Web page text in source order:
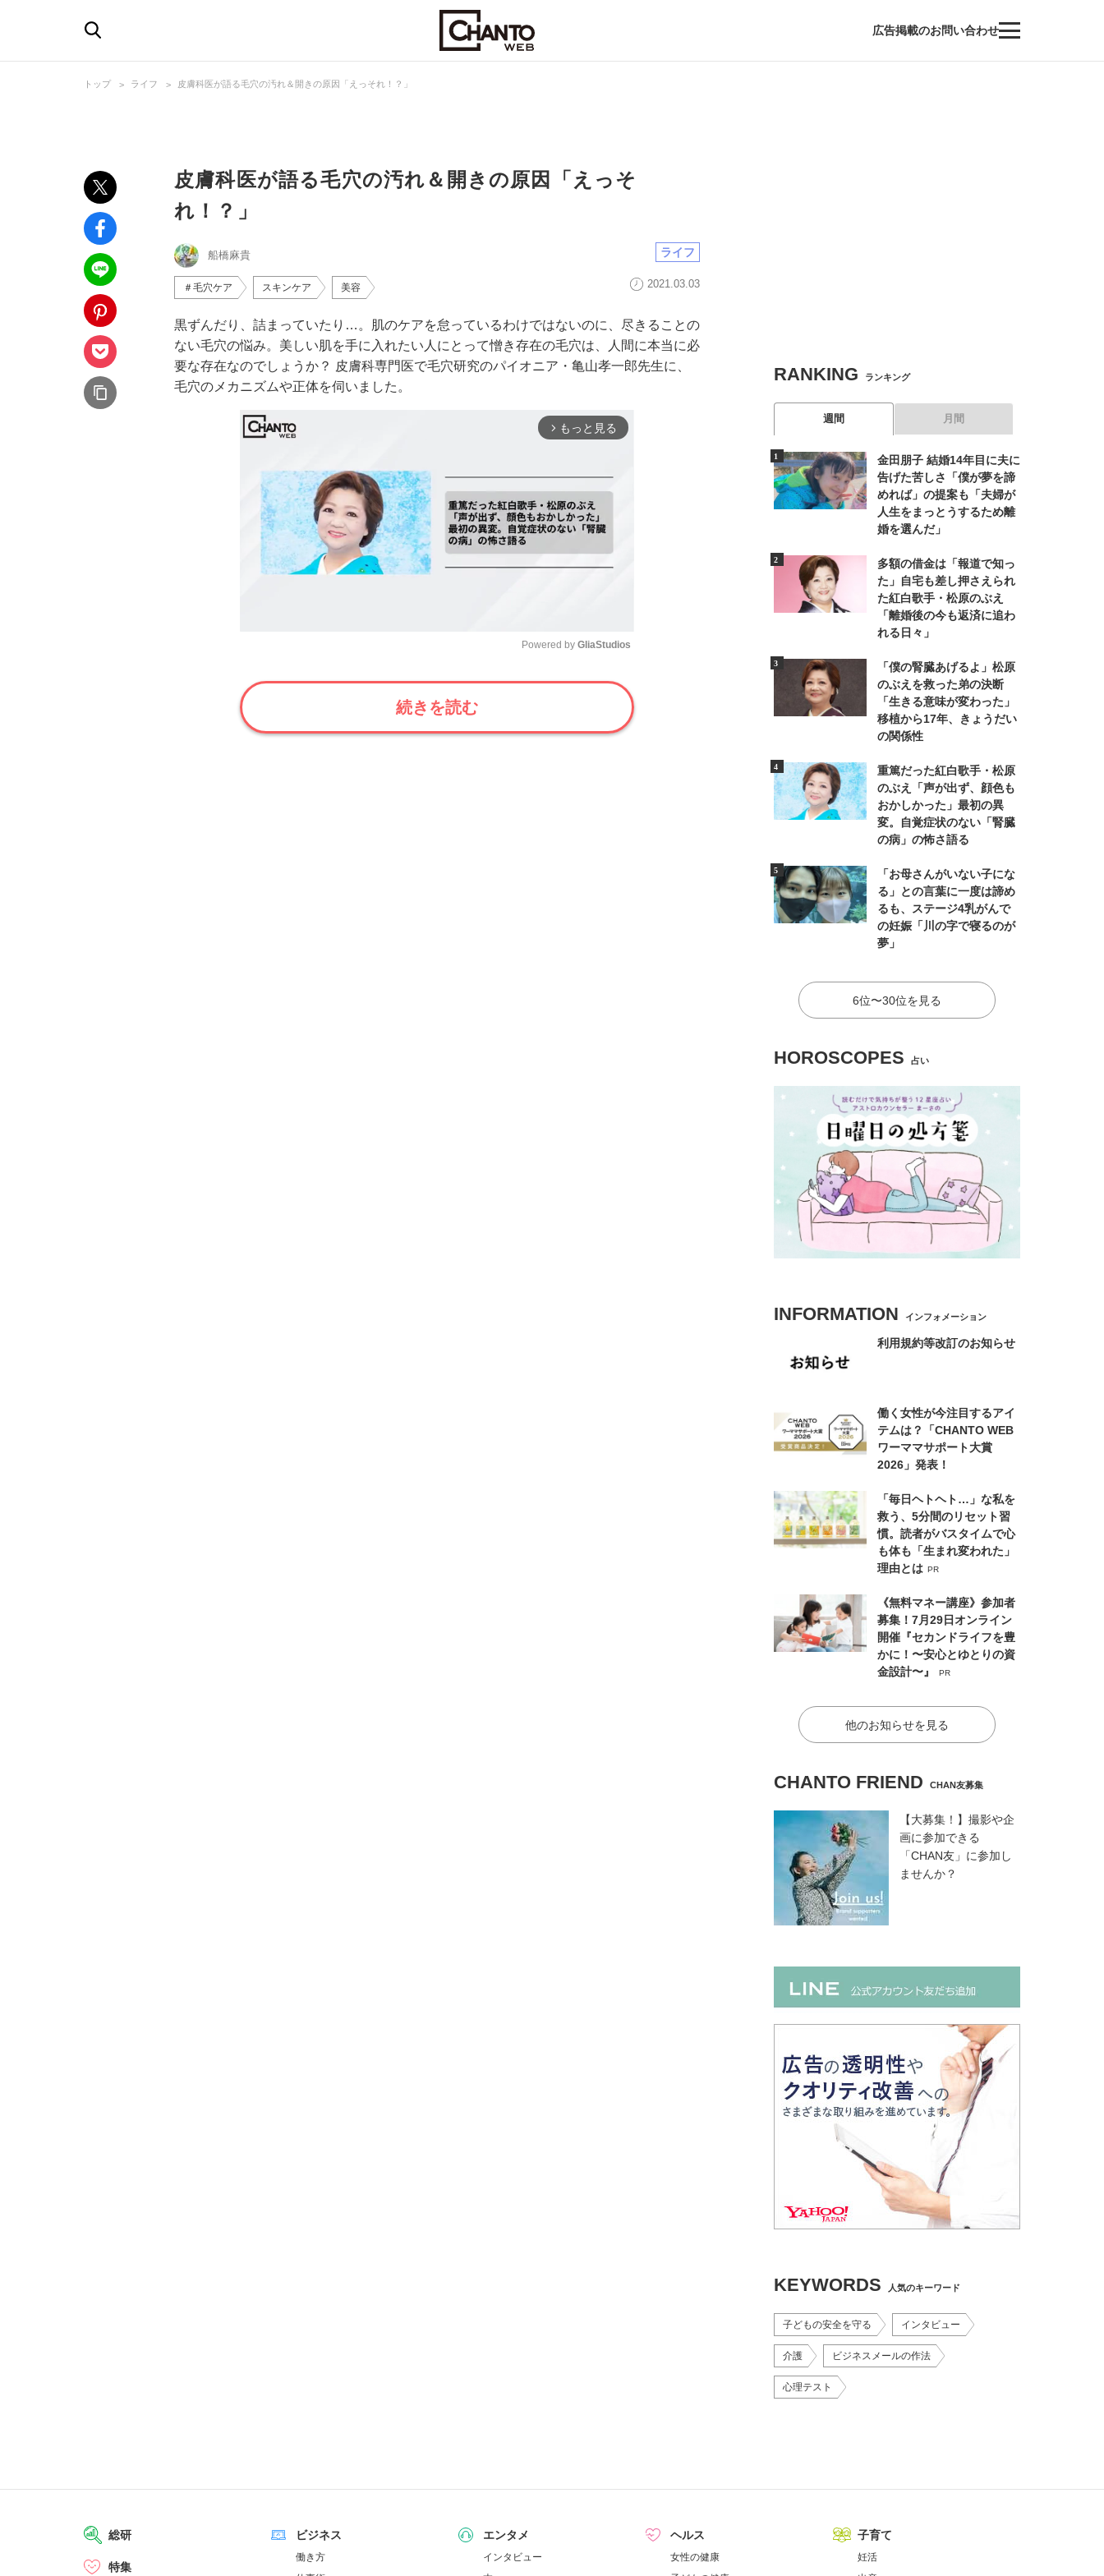
広告掲載のお問い合わせ
トップ ライフ 皮膚科医が語る毛穴の汚れ＆開きの原因「えっそれ！？」
皮膚科医が語る毛穴の汚れ＆開きの原因「えっそ
れ！？」
船橋麻貴 ライフ
＃毛穴ケア スキンケア 美容 2021.03.03
黒ずんだり、詰まっていたり…。肌のケアを怠っているわけではないのに、尽きることの
ない毛穴の悩み。美しい肌を手に入れたい人にとって憎き存在の毛穴は、人間に本当に必
要な存在なのでしょうか？ 皮膚科専門医で毛穴研究のパイオニア・亀山孝一郎先生に、
毛穴のメカニズムや正体を伺いました。
arrow_forward_ios もっと見る
Powered by GliaStudios
続きを読む
RANKING ランキング
週間 月間
金田朋子 結婚14年目に夫に
告げた苦しさ「僕が夢を諦
めれば」の提案も「夫婦が
人生をまっとうするため離
婚を選んだ」
多額の借金は「報道で知っ
た」自宅も差し押さえられ
た紅白歌手・松原のぶえ
「離婚後の今も返済に追わ
れる日々」
「僕の腎臓あげるよ」松原
のぶえを救った弟の決断
「生きる意味が変わった」
移植から17年、きょうだい
の関係性
重篤だった紅白歌手・松原
のぶえ「声が出ず、顔色も
おかしかった」最初の異
変。自覚症状のない「腎臓
の病」の怖さ語る
「お母さんがいない子にな
る」との言葉に一度は諦め
るも、ステージ4乳がんで
の妊娠「川の字で寝るのが
夢」
6位〜30位を見る
HOROSCOPES 占い
INFORMATION インフォメーション
利用規約等改訂のお知らせ
働く女性が今注目するアイ
テムは？「CHANTO WEB
ワーママサポート大賞
2026」発表！
「毎日ヘトヘト…」な私を
救う、5分間のリセット習
慣。読者がバスタイムで心
も体も「生まれ変われた」
理由とは PR
《無料マネー講座》参加者
募集！7月29日オンライン
開催『セカンドライフを豊
かに！〜安心とゆとりの資
金設計〜』
PR
他のお知らせを見る
CHANTO FRIEND CHAN友募集
【大募集！】撮影や企
画に参加できる
「CHAN友」に参加し
ませんか？
KEYWORDS 人気のキーワード
子どもの安全を守る インタビュー
介護 ビジネスメールの作法
心理テスト
総研
特集
ビジネス
働き方
エンタメ
インタビュー
ヘルス
女性の健康
子育て
妊活